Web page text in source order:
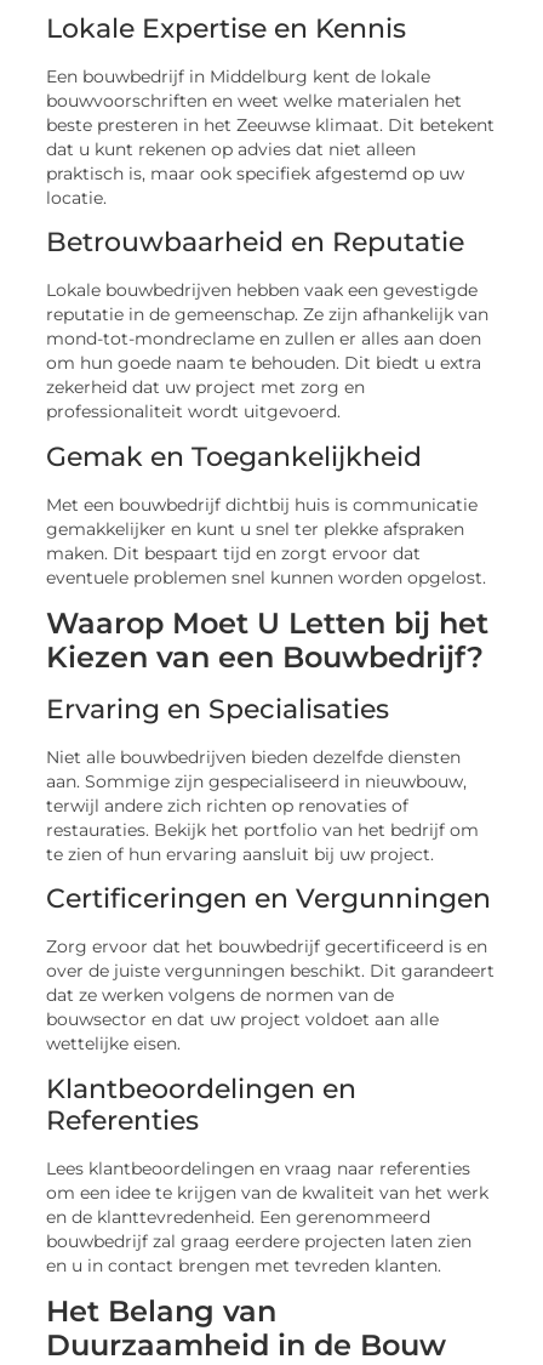
Lokale Expertise en Kennis
Een bouwbedrijf in Middelburg kent de lokale
bouwvoorschriften en weet welke materialen het
beste presteren in het Zeeuwse klimaat. Dit betekent
dat u kunt rekenen op advies dat niet alleen
praktisch is, maar ook specifiek afgestemd op uw
locatie.
Betrouwbaarheid en Reputatie
Lokale bouwbedrijven hebben vaak een gevestigde
reputatie in de gemeenschap. Ze zijn afhankelijk van
mond-tot-mondreclame en zullen er alles aan doen
om hun goede naam te behouden. Dit biedt u extra
zekerheid dat uw project met zorg en
professionaliteit wordt uitgevoerd.
Gemak en Toegankelijkheid
Met een bouwbedrijf dichtbij huis is communicatie
gemakkelijker en kunt u snel ter plekke afspraken
maken. Dit bespaart tijd en zorgt ervoor dat
eventuele problemen snel kunnen worden opgelost.
Waarop Moet U Letten bij het
Kiezen van een Bouwbedrijf?
Ervaring en Specialisaties
Niet alle bouwbedrijven bieden dezelfde diensten
aan. Sommige zijn gespecialiseerd in nieuwbouw,
terwijl andere zich richten op renovaties of
restauraties. Bekijk het portfolio van het bedrijf om
te zien of hun ervaring aansluit bij uw project.
Certificeringen en Vergunningen
Zorg ervoor dat het bouwbedrijf gecertificeerd is en
over de juiste vergunningen beschikt. Dit garandeert
dat ze werken volgens de normen van de
bouwsector en dat uw project voldoet aan alle
wettelijke eisen.
Klantbeoordelingen en
Referenties
Lees klantbeoordelingen en vraag naar referenties
om een idee te krijgen van de kwaliteit van het werk
en de klanttevredenheid. Een gerenommeerd
bouwbedrijf zal graag eerdere projecten laten zien
en u in contact brengen met tevreden klanten.
Het Belang van
Duurzaamheid in de Bouw